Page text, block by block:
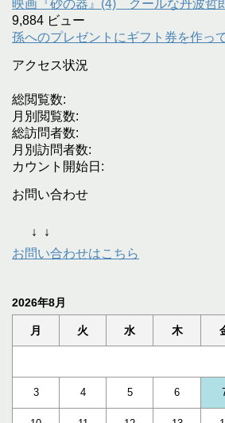
映画『砂の器』(4) クールな丹波哲
9,884 ビュー
孫へのプレゼントにギフト券を作っ
アクセス状況
総閲覧数:
月別閲覧数:
総訪問者数:
月別訪問者数:
カウント開始日:
お問い合わせ
↓
↓
お問い合わせはこちら
2026年8月
月 火 水 木
3 4 5 6